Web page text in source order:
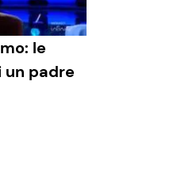
le
un padre